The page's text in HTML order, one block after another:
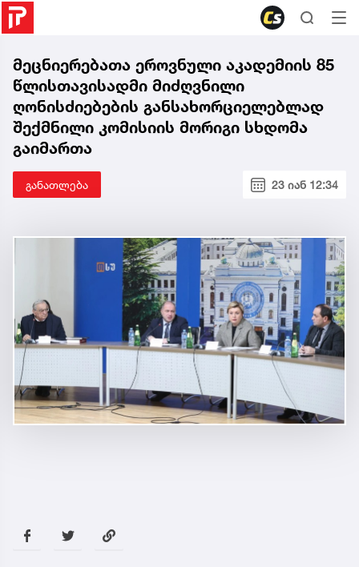
მეცნიერებათა ეროვნული აკადემიის 85
წლისთავისადმი მიძღვნილი
ღონისძიებების განსახორციელებლად
შექმნილი კომისიის მორიგი სხდომა
გაიმართა
განათლება 23 იან 12:34